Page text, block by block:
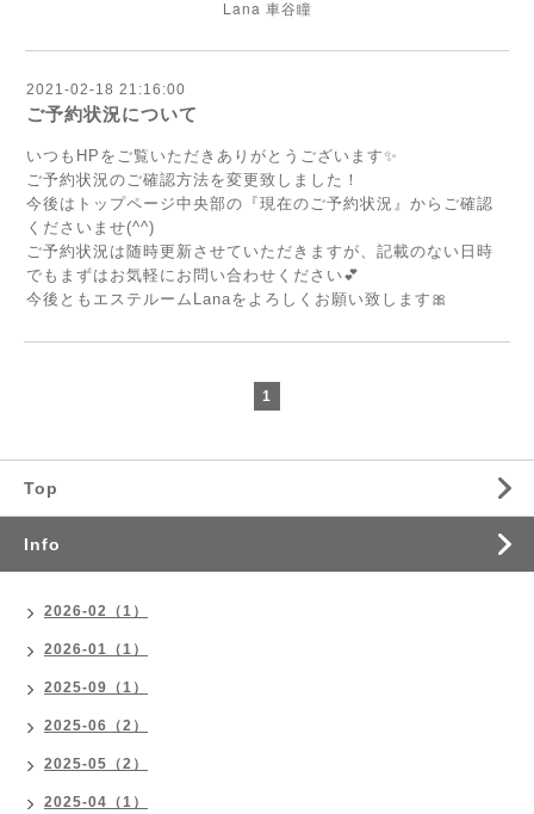
Lana 車谷瞳
2021-02-18 21:16:00
ご予約状況について
いつもHPをご覧いただきありがとうございます✨
ご予約状況のご確認方法を変更致しました！
今後はトップページ中央部の『現在のご予約状況』からご確認
くださいませ(^^)
ご予約状況は随時更新させていただきますが、記載のない日時
でもまずはお気軽にお問い合わせください💕
今後ともエステルームLanaをよろしくお願い致します🎀
1
Top
Info
2026-02（1）
2026-01（1）
2025-09（1）
2025-06（2）
2025-05（2）
2025-04（1）